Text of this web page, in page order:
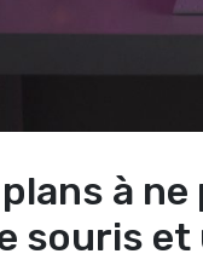
à
souris et